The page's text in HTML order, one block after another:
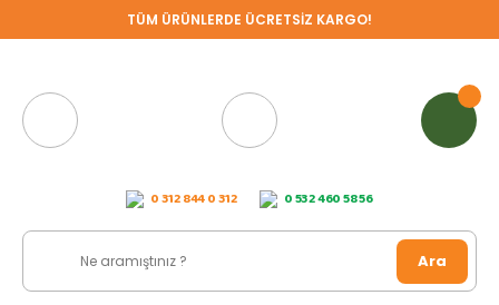
TÜM ÜRÜNLERDE ÜCRETSİZ KARGO!
0 312 844 0 312 0 532 460 58 56
Ara